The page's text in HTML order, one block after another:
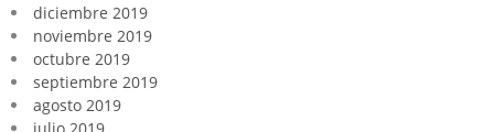
diciembre 2019
noviembre 2019
octubre 2019
septiembre 2019
agosto 2019